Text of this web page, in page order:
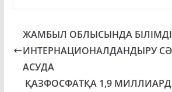
ЖАМБЫЛ ОБЛЫСЫНДА БІЛІМДІ
ИНТЕРНАЦИОНАЛДАНДЫРУ
АСУДА
ҚАЗФОСФАТҚА 1,9